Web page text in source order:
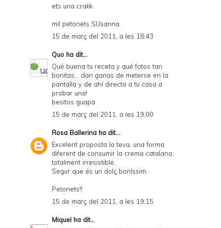
ets una crakk
mil petonets SUsanna
15 de març del 2011, a les 18:43
Quo ha dit...
Qué buena tu receta y qué fotos tan
bonitas... dan ganas de meterse en la
pantalla y de ahí directa a tu casa a
probar una!
besitos guapa
15 de març del 2011, a les 19:00
Rosa Ballerina ha dit...
Excelent proposta la teva, una forma
diferent de consumir la crema catalana,
totalment irresistible.
Segur que és un dolç boníssim.
Petonets!!
15 de març del 2011, a les 19:15
Miquel ha dit...